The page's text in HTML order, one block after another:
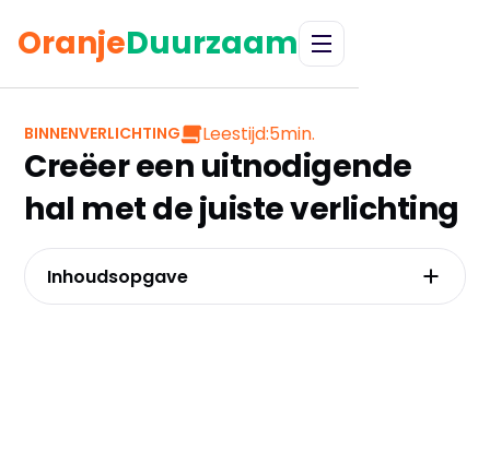
OranjeDuurzaam
BINNENVERLICHTING Leestijd:5min.
Creëer een uitnodigende
hal met de juiste verlichting
Inhoudsopgave